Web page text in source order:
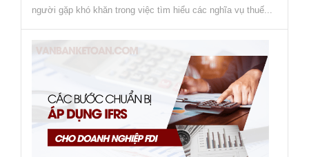
người gặp khó khăn trong việc tìm hiểu các nghĩa vụ thuế...